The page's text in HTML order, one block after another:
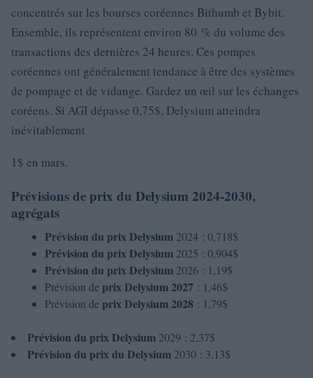
concentrés sur les bourses coréennes Bithumb et Bybit.
Ensemble, ils représentent environ 80 % du volume des
transactions des dernières 24 heures. Ces pompes
coréennes ont généralement tendance à être des systèmes
de pompage et de vidange. Gardez un œil sur les échanges
coréens. Si AGI dépasse 0,75$, Delysium atteindra
inévitablement
1$ en mars.
Prévisions de prix du Delysium 2024-2030,
agrégats
Prévision du prix Delysium 2024 : 0,718$
Prévision du prix Delysium 2025 : 0,904$
Prévision du prix Delysium 2026 : 1,19$
Prévision de prix Delysium 2027 : 1,46$
Prévision de prix Delysium 2028 : 1,79$
Prévision du prix Delysium 2029 : 2,37$
Prévision du prix du Delysium 2030 : 3,13$